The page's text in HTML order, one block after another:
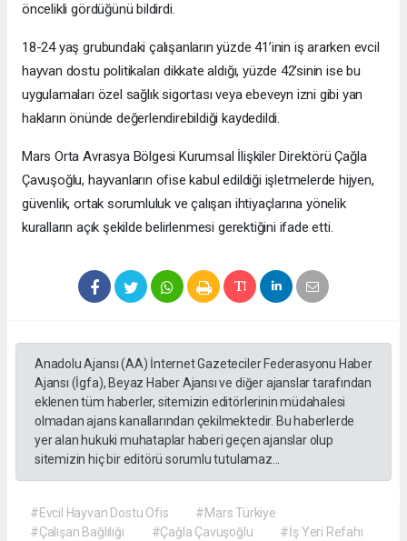
öncelikli gördüğünü bildirdi.
18-24 yaş grubundaki çalışanların yüzde 41’inin iş ararken evcil
hayvan dostu politikaları dikkate aldığı, yüzde 42’sinin ise bu
uygulamaları özel sağlık sigortası veya ebeveyn izni gibi yan
hakların önünde değerlendirebildiği kaydedildi.
Mars Orta Avrasya Bölgesi Kurumsal İlişkiler Direktörü Çağla
Çavuşoğlu, hayvanların ofise kabul edildiği işletmelerde hijyen,
güvenlik, ortak sorumluluk ve çalışan ihtiyaçlarına yönelik
kuralların açık şekilde belirlenmesi gerektiğini ifade etti.
Anadolu Ajansı (AA) İnternet Gazeteciler Federasyonu Haber
Ajansı (İgfa), Beyaz Haber Ajansı ve diğer ajanslar tarafından
eklenen tüm haberler, sitemizin editörlerinin müdahalesi
olmadan ajans kanallarından çekilmektedir. Bu haberlerde
yer alan hukuki muhataplar haberi geçen ajanslar olup
sitemizin hiç bir editörü sorumlu tutulamaz...
#Evcil Hayvan Dostu Ofis
#Mars Türkiye
#Çalışan Bağlılığı
#Çağla Çavuşoğlu
#İş Yeri Refahı